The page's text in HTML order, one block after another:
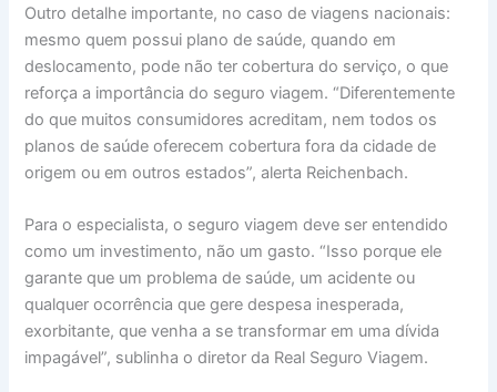
Outro detalhe importante, no caso de viagens nacionais:
mesmo quem possui plano de saúde, quando em
deslocamento, pode não ter cobertura do serviço, o que
reforça a importância do seguro viagem. “Diferentemente
do que muitos consumidores acreditam, nem todos os
planos de saúde oferecem cobertura fora da cidade de
origem ou em outros estados”, alerta Reichenbach.
Para o especialista, o seguro viagem deve ser entendido
como um investimento, não um gasto. “Isso porque ele
garante que um problema de saúde, um acidente ou
qualquer ocorrência que gere despesa inesperada,
exorbitante, que venha a se transformar em uma dívida
impagável”, sublinha o diretor da Real Seguro Viagem.